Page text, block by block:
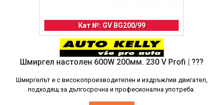
Кат №: GV BG200/99
Шмиргел настолен 600W 200мм. 230 V Profi | ???
Шмиргелът е с високопроизводителен и издръжлив двигател,
подходящ за дългосрочна и професионална употреба.